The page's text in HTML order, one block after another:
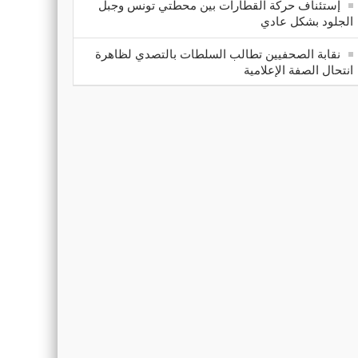
إستئناف حركة القطارات بين محطتي تونس وجبل
الجلود بشكل عادي
نقابة الصحفيين تطالب السلطات بالتصدي لظاهرة
انتحال الصفة الإعلامية